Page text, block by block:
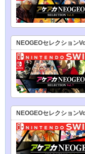
NEOGEOセレクション
NEOGEOセレクション